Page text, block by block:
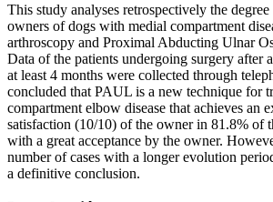
This study analyses retrospectively the
owners of dogs with medial compartment
arthroscopy and Proximal Abducting Ulnar
Data of the patients undergoing surgery after
at least 4 months were collected through
concluded that PAUL is a new technique for
compartment elbow disease that achieves an
satisfaction (10/10) of the owner in 81.8% of
with a great acceptance by the owner.
number of cases with a longer evolution
a definitive conclusion.